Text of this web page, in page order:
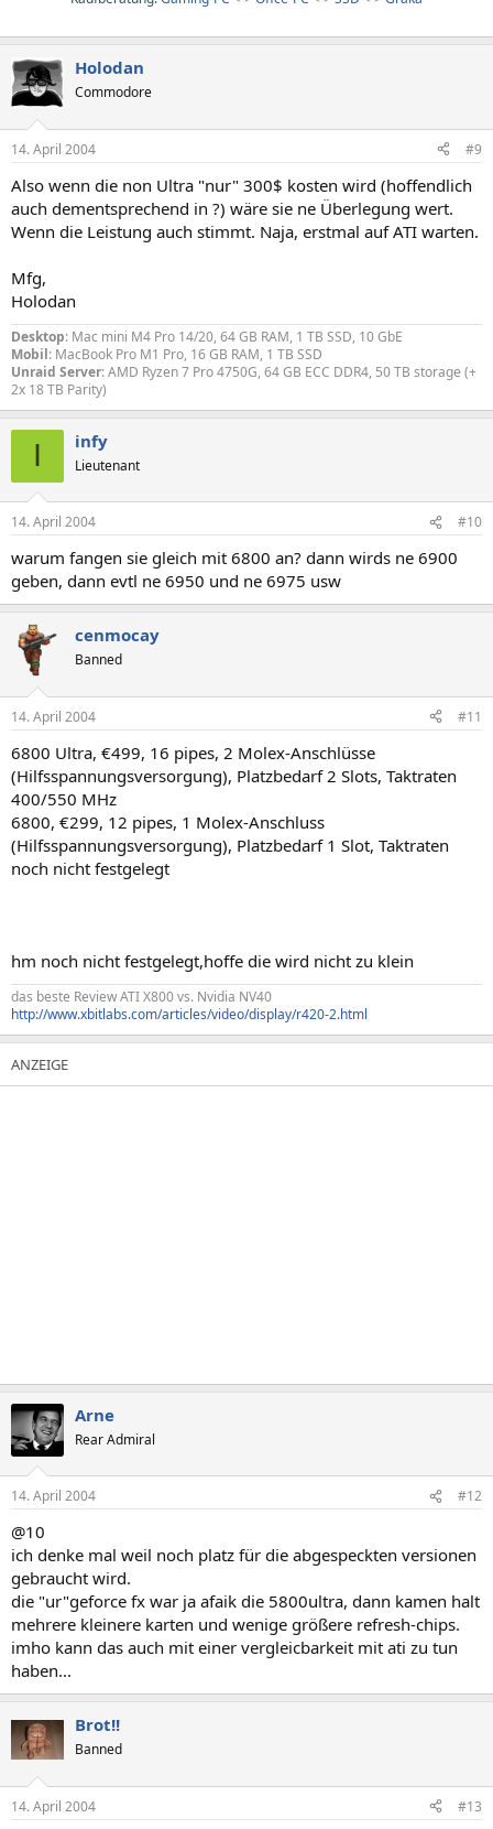
Holodan
Commodore
14. April 2004 #9
Also wenn die non Ultra "nur" 300$ kosten wird (hoffendlich
auch dementsprechend in ?) wäre sie ne Überlegung wert.
Wenn die Leistung auch stimmt. Naja, erstmal auf ATI warten.
Mfg,
Holodan
Desktop: Mac mini M4 Pro 14/20, 64 GB RAM, 1 TB SSD, 10 GbE
Mobil: MacBook Pro M1 Pro, 16 GB RAM, 1 TB SSD
Unraid Server: AMD Ryzen 7 Pro 4750G, 64 GB ECC DDR4, 50 TB storage (+
2x 18 TB Parity)
I infy
Lieutenant
14. April 2004 #10
warum fangen sie gleich mit 6800 an? dann wirds ne 6900
geben, dann evtl ne 6950 und ne 6975 usw
cenmocay
Banned
14. April 2004 #11
6800 Ultra, €499, 16 pipes, 2 Molex-Anschlüsse
(Hilfsspannungsversorgung), Platzbedarf 2 Slots, Taktraten
400/550 MHz
6800, €299, 12 pipes, 1 Molex-Anschluss
(Hilfsspannungsversorgung), Platzbedarf 1 Slot, Taktraten
noch nicht festgelegt
hm noch nicht festgelegt,hoffe die wird nicht zu klein
das beste Review ATI X800 vs. Nvidia NV40
http://www.xbitlabs.com/articles/video/display/r420-2.html
Arne
Rear Admiral
14. April 2004 #12
@10
ich denke mal weil noch platz für die abgespeckten versionen
gebraucht wird.
die "ur"geforce fx war ja afaik die 5800ultra, dann kamen halt
mehrere kleinere karten und wenige größere refresh-chips.
imho kann das auch mit einer vergleicbarkeit mit ati zu tun
haben...
Brot!!
Banned
14. April 2004 #13